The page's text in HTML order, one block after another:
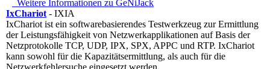
Weitere Informationen zu GeNiJack
IxChariot - IXIA
IxChariot ist ein softwarebasierendes Testwerkzeug zur Ermittlung
der Leistungsfähigkeit von Netzwerkapplikationen auf Basis der
Netzprotokolle TCP, UDP, IPX, SPX, APPC und RTP. IxChariot
kann sowohl für die Kapazitätsermittlung, als auch für die
Netzwerkfehlersuche eingesetzt werden.